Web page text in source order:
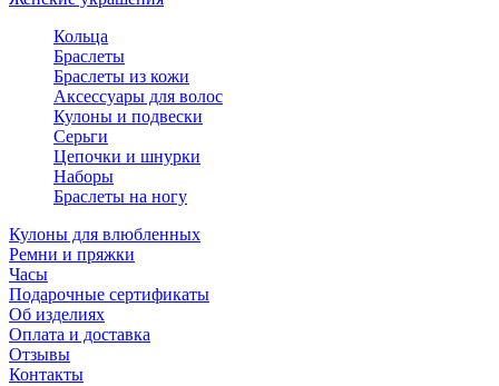
Кольца
Браслеты
Браслеты из кожи
Аксессуары для волос
Кулоны и подвески
Серьги
Цепочки и шнурки
Наборы
Браслеты на ногу
Кулоны для влюбленных
Ремни и пряжки
Часы
Подарочные сертификаты
Об изделиях
Оплата и доставка
Отзывы
Контакты